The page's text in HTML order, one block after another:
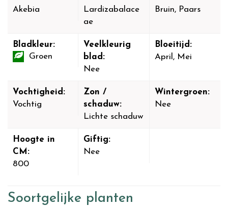
Akebia
Lardizabalace
ae
Bruin, Paars
Bladkleur:
Groen
Veelkleurig
blad:
Nee
Bloeitijd:
April, Mei
Vochtigheid:
Vochtig
Zon /
schaduw:
Lichte schaduw
Wintergroen:
Nee
Hoogte in
CM:
800
Giftig:
Nee
Soortgelijke planten